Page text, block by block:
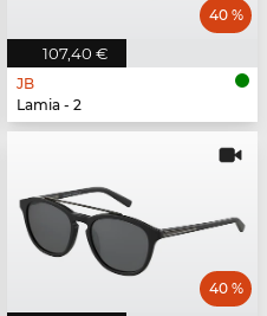
107,40 €
40 %
JB
Lamia - 2
40 %